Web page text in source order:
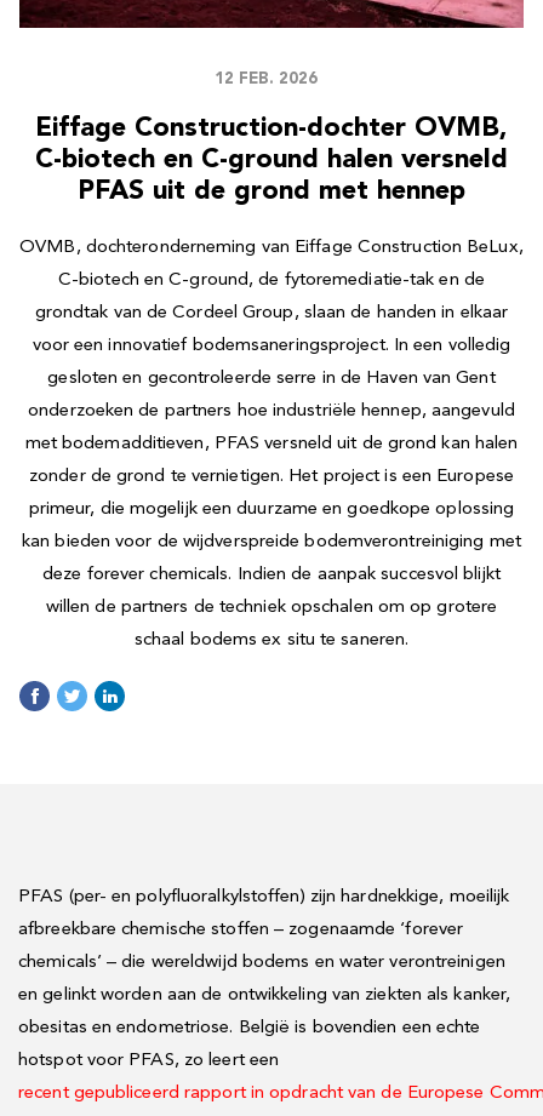
12 FEB. 2026
Eiffage Construction-dochter OVMB,
C-biotech en C-ground halen versneld
PFAS uit de grond met hennep
OVMB, dochteronderneming van Eiffage Construction BeLux,
C-biotech en C-ground, de fytoremediatie-tak en de
grondtak van de Cordeel Group, slaan de handen in elkaar
voor een innovatief bodemsaneringsproject. In een volledig
gesloten en gecontroleerde serre in de Haven van Gent
onderzoeken de partners hoe industriële hennep, aangevuld
met bodemadditieven, PFAS versneld uit de grond kan halen
zonder de grond te vernietigen. Het project is een Europese
primeur, die mogelijk een duurzame en goedkope oplossing
kan bieden voor de wijdverspreide bodemverontreiniging met
deze forever chemicals. Indien de aanpak succesvol blijkt
willen de partners de techniek opschalen om op grotere
schaal bodems ex situ te saneren.
PFAS (per- en polyfluoralkylstoffen) zijn hardnekkige, moeilijk
afbreekbare chemische stoffen – zogenaamde ‘forever
chemicals’ – die wereldwijd bodems en water verontreinigen
en gelinkt worden aan de ontwikkeling van ziekten als kanker,
obesitas en endometriose. België is bovendien een echte
hotspot voor PFAS, zo leert een
recent gepubliceerd rapport in opdracht van de Europese